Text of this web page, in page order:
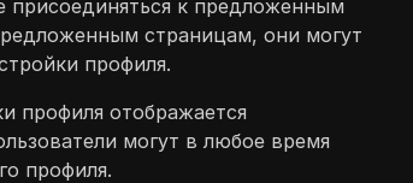
присоединяться к предложенным
страницам, они могут
профиля.
профиля отображается
могут в любое время
профиля.